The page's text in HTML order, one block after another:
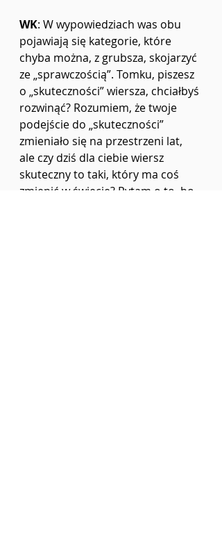
WK: W wypowiedziach was obu
pojawiają się kategorie, które
chyba można, z grubsza, skojarzyć
ze „sprawczością”. Tomku, piszesz
o „skuteczności” wiersza, chciałbyś
rozwinąć? Rozumiem, że twoje
podejście do „skuteczności”
zmieniało się na przestrzeni lat,
ale czy dziś dla ciebie wiersz
skuteczny to taki, który ma coś
zmienić w świecie? Pytam o to, bo